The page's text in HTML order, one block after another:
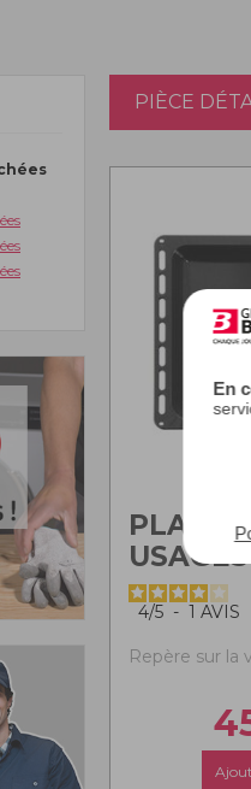
En
PIÈCE
PLAT
4/5 - 1 AVIS
Repère sur la